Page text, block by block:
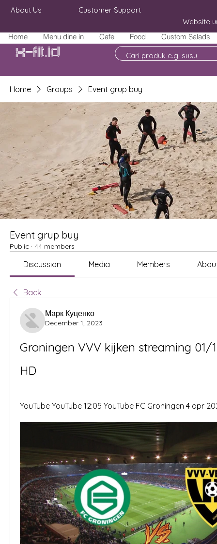
Home Menu dine in Cafe Food Custom Salads
About Us
Customer Support
Website
X-fit.id
Home Groups Event grup buy
Event grup buy
Public · 44 members
Discussion Media Members
Back
Марк Куценко
December 1, 2023
Groningen VVV kijken streaming 01/
HD
YouTube YouTube 12:05 YouTube FC Groningen 4 apr